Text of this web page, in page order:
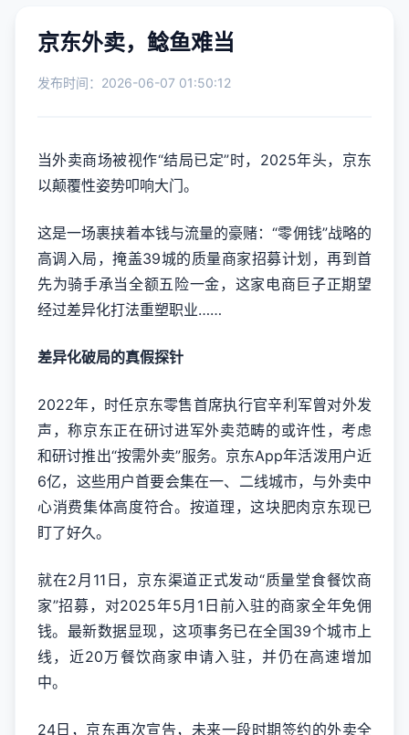
京东外卖，鲶鱼难当
发布时间：2026-06-07 01:50:12
当外卖商场被视作“结局已定”时，2025年头，京东
以颠覆性姿势叩响大门。
这是一场裹挟着本钱与流量的豪赌：“零佣钱”战略的
高调入局，掩盖39城的质量商家招募计划，再到首
先为骑手承当全额五险一金，这家电商巨子正期望
经过差异化打法重塑职业……
差异化破局的真假探针
2022年，时任京东零售首席执行官辛利军曾对外发
声，称京东正在研讨进军外卖范畴的或许性，考虑
和研讨推出“按需外卖”服务。京东App年活泼用户近
6亿，这些用户首要会集在一、二线城市，与外卖中
心消费集体高度符合。按道理，这块肥肉京东现已
盯了好久。
就在2月11日，京东渠道正式发动“质量堂食餐饮商
家”招募，对2025年5月1日前入驻的商家全年免佣
钱。最新数据显现，这项事务已在全国39个城市上
线，近20万餐饮商家申请入驻，并仍在高速增加
中。
24日，京东再次宣告，未来一段时期签约的外卖全